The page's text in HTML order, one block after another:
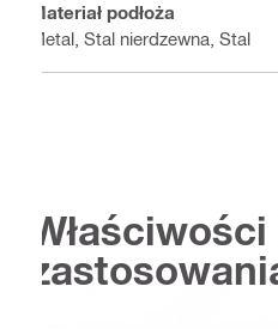
Materiał podłoża
Metal, Stal nierdzewna, Stal
Właściwości